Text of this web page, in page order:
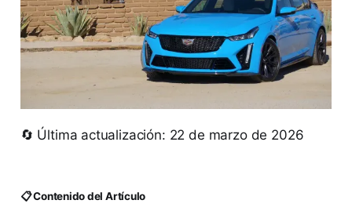
🔄 Última actualización: 22 de marzo de 2026
📋 Contenido del Artículo